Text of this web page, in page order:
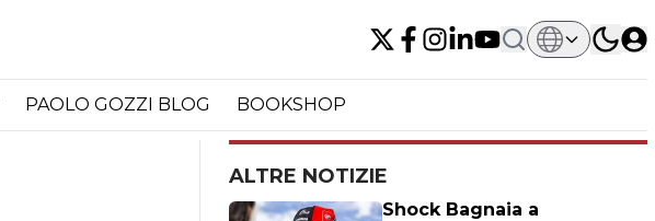
PAOLO GOZZI BLOG BOOKSHOP
ALTRE NOTIZIE
Shock Bagnaia a